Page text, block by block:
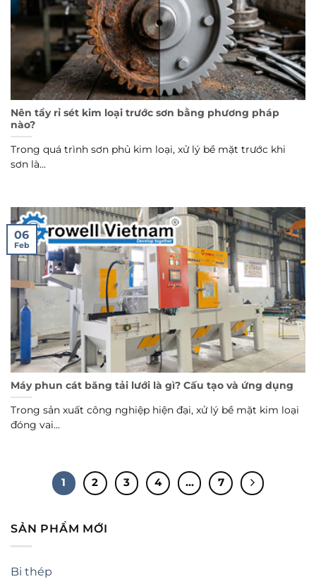
SẢN PHẨM MỚI
Bi thép
Nên tẩy rỉ sét kim loại trước sơn bằng phương pháp
nào?
Trong quá trình sơn phủ kim loại, xử lý bề mặt trước khi
sơn là...
Máy phun cát băng tải lưới là gì? Cấu tạo và ứng dụng
Trong sản xuất công nghiệp hiện đại, xử lý bề mặt kim loại
đóng vai...
06
Feb
1 2 3 4 … 7